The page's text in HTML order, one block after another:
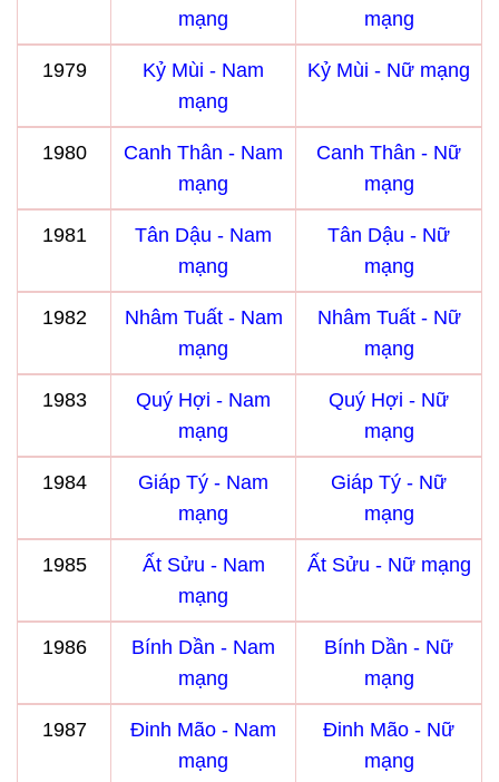
mạng
mạng
1979
Kỷ Mùi - Nam
mạng
Kỷ Mùi - Nữ mạng
1980
Canh Thân - Nam
mạng
Canh Thân - Nữ
mạng
1981
Tân Dậu - Nam
mạng
Tân Dậu - Nữ
mạng
1982
Nhâm Tuất - Nam
mạng
Nhâm Tuất - Nữ
mạng
1983
Quý Hợi - Nam
mạng
Quý Hợi - Nữ
mạng
1984
Giáp Tý - Nam
mạng
Giáp Tý - Nữ
mạng
1985
Ất Sửu - Nam
mạng
Ất Sửu - Nữ mạng
1986
Bính Dần - Nam
mạng
Bính Dần - Nữ
mạng
1987
Đinh Mão - Nam
mạng
Đinh Mão - Nữ
mạng